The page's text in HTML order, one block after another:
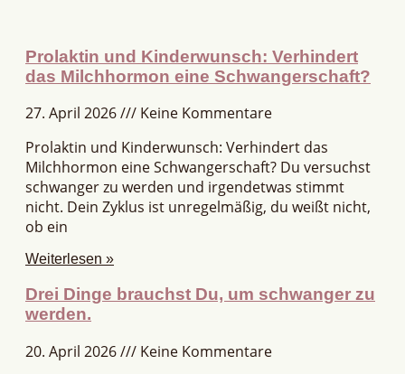
Prolaktin und Kinderwunsch: Verhindert
das Milchhormon eine Schwangerschaft?
27. April 2026
Keine Kommentare
Prolaktin und Kinderwunsch: Verhindert das
Milchhormon eine Schwangerschaft? Du versuchst
schwanger zu werden und irgendetwas stimmt
nicht. Dein Zyklus ist unregelmäßig, du weißt nicht,
ob ein
Weiterlesen »
Drei Dinge brauchst Du, um schwanger zu
werden.
20. April 2026
Keine Kommentare